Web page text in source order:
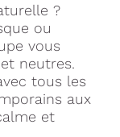
?
ou
vous
neutres.
tous les
aux
et